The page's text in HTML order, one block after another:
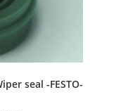
seal -FESTO-